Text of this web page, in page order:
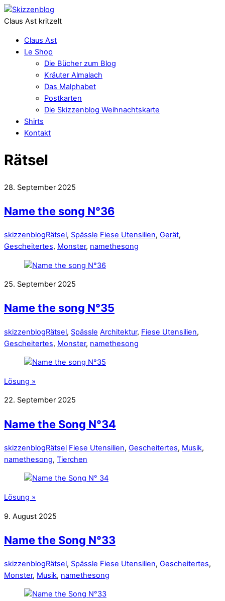
Claus Ast kritzelt
Claus Ast
Le Shop
Die Bücher zum Blog
Kräuter Almalach
Das Malphabet
Postkarten
Die Skizzenblog Weihnachtskarte
Shirts
Kontakt
Rätsel
28. September 2025
Name the song N°36
skizzenblogRätsel, Spässle Fiese Utensilien, Gerät,
Gescheitertes, Monster, namethesong
25. September 2025
Name the song N°35
skizzenblogRätsel, Spässle Architektur, Fiese Utensilien,
Gescheitertes, Monster, namethesong
Lösung »
22. September 2025
Name the Song N°34
skizzenblogRätsel Fiese Utensilien, Gescheitertes, Musik,
namethesong, Tierchen
Lösung »
9. August 2025
Name the Song N°33
skizzenblogRätsel, Spässle Fiese Utensilien, Gescheitertes,
Monster, Musik, namethesong